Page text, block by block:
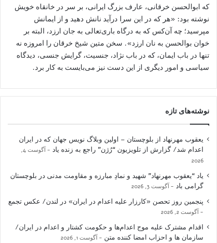
که ابوالحسن خرقانی، عارف بزرگ ایرانی، بر سر در خانقاه خویش
نوشته بود: «هر که در این سرا درآید نانش دهید و از ایمانش
مپرسید؛ چه آن‌کس که به درگاه باری‌تعالی به جان ارزد، البته بر
خوان بوالحسن به نان ارزد». سخن متین شیخ خرقان را امروزه نه
تنها در باب ایمان، که در باب نژاد، جنسیت، گرایش جنسی، دیدگاه
سیاسی و امور دیگری از این دست نیز می‌بایست به کار برد.
نوشته‌های تازه
یعقوب مهرنهاد از بلوچستان – اولین وبلاگ نویس جهان که در ایران
اعدام شد/ گزارش از تلویزیون “رُژن” راجع به زنده یاد
آگوست 4,
2026
یاد “یعقوب مهرنهاد” شهید و نمادِ مبارزه و مقاومت مدنی در بلوچستان
گرامی باد
آگوست 3, 2026
پنجمین روز تحصن «کارزار علیه اعدام در ایران» در لندن/ عکس تجمع
آگوست 2, 2026
اقدام مشترک علیه موج اعدام‌ها و حکومت کشتار و اعدام در ایران/
سازمان ها و احزاب امضا کننده متن
آگوست 1, 2026